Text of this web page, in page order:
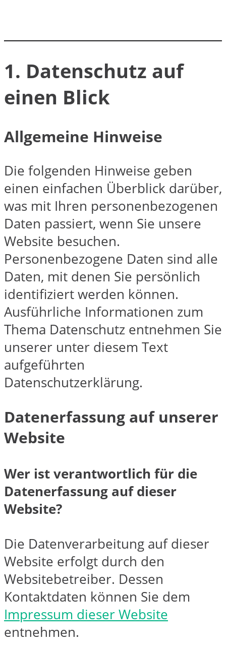
1. Datenschutz auf
einen Blick
Allgemeine Hinweise
Die folgenden Hinweise geben
einen einfachen Überblick darüber,
was mit Ihren personenbezogenen
Daten passiert, wenn Sie unsere
Website besuchen.
Personenbezogene Daten sind alle
Daten, mit denen Sie persönlich
identifiziert werden können.
Ausführliche Informationen zum
Thema Datenschutz entnehmen Sie
unserer unter diesem Text
aufgeführten
Datenschutzerklärung.
Datenerfassung auf unserer
Website
Wer ist verantwortlich für die
Datenerfassung auf dieser
Website?
Die Datenverarbeitung auf dieser
Website erfolgt durch den
Websitebetreiber. Dessen
Kontaktdaten können Sie dem
Impressum dieser Website
entnehmen.